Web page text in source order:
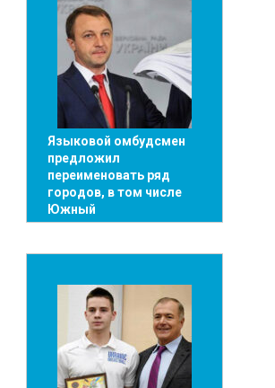
Языковой омбудсмен
предложил
переименовать ряд
городов, в том числе
Южный